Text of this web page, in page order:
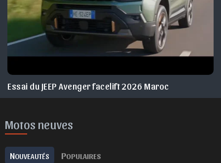
Essai du JEEP Avenger facelift 2026 Maroc
Motos neuves
NOUVEAUTÉS POPULAIRES